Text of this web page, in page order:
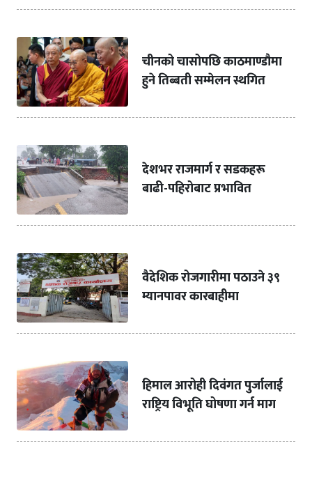
चीनको चासोपछि काठमाण्डौमा
हुने तिब्बती सम्मेलन स्थगित
देशभर राजमार्ग र सडकहरू
बाढी-पहिरोबाट प्रभावित
वैदेशिक रोजगारीमा पठाउने ३९
म्यानपावर कारबाहीमा
हिमाल आरोही दिवंगत पुर्जालाई
राष्ट्रिय विभूति घोषणा गर्न माग